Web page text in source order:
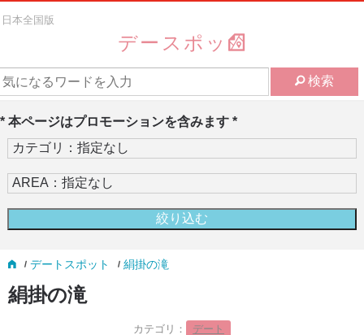
日本全国版
デースポッ
検索
* 本ページはプロモーションを含みます *
デートスポット 絹掛の滝
絹掛の滝
カテゴリ： デート